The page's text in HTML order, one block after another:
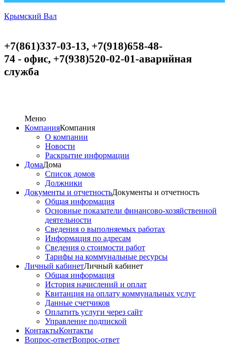
Крымский Вал
+7(861)337-03-13, +7(918)658-48-
74 - офис, +7(938)520-02-01-аварийная
служба
Меню
КомпанияКомпания
О компании
Новости
Раскрытие информации
ДомаДома
Список домов
Должники
Документы и отчетностьДокументы и отчетность
Общая информация
Основные показатели финансово-хозяйственной
деятельности
Сведения о выполняемых работах
Информация по адресам
Сведения о стоимости работ
Тарифы на коммунальные ресурсы
Личный кабинетЛичный кабинет
Общая информация
История начислений и оплат
Квитанция на оплату коммунальных услуг
Данные счетчиков
Оплатить услуги через сайт
Управление подпиской
КонтактыКонтакты
Вопрос-ответВопрос-ответ